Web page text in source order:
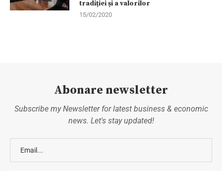
tradiției și a valorilor
15/02/2020
Abonare newsletter
Subscribe my Newsletter for latest business & economic
news. Let's stay updated!